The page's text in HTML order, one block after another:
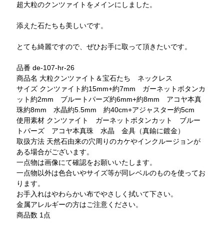
超大粒のクンツァイトをメインにしました。
添えた石たちも美しいです。
とても綺麗ですので、ぜひお手に取って頂きたいです。
品番 de-107-hr-26
商品名 大粒クンツァイト＆宝石たち ネックレス
サイズ クンツァイト約15mm+約7mm ガーネットボタンカ
ット約2mm ブルートパーズ約6mm+約8mm アコヤ本真
珠約8mm 水晶約5.5mm 約40cm+アジャスター約5cm
使用素材 クンツァイト ガーネットボタンカット ブルー
トパーズ アコヤ本真珠 水晶 金具（真鍮に鍍金）
取扱方法 天然石由来の穴周りのカケやインクルージョンが
ある場合がございます。
一点物は画像にて確認をお願いいたします。
一点物以外は色合いやサイズ等が同レベルのものを使ってお
ります。
お手入れはやわらかい布でやさしく拭いて下さい。
金属アレルギーの方はご注意ください。
商品数 1点